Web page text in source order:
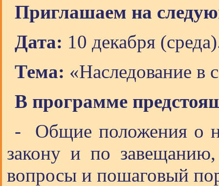
Приглашаем на
Дата: 10 декабря
Тема: «Наследование в
В программе
- Общие положения о
закону и по завещанию,
вопросы и пошаговый